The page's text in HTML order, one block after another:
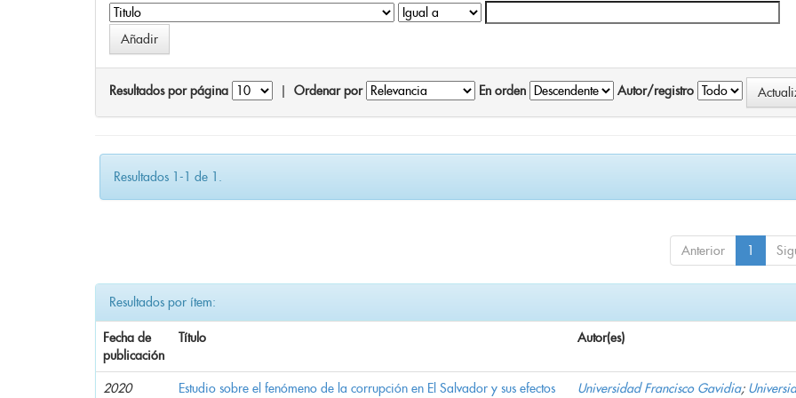
Resultados por página Ordenar por En orden Autor/registro
Resultados 1-1 de 1.
Anterior 1
Resultados por ítem:
Fecha de
publicación
Título Autor(es)
2020 Estudio sobre el fenómeno de la corrupción en El Salvador y sus efectos Universidad Francisco Gavidia;